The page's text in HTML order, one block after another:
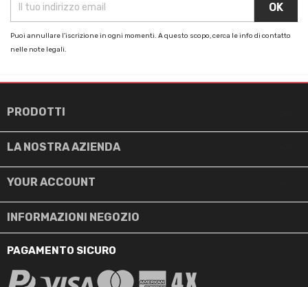
Puoi annullare l'iscrizione in ogni momenti. A questo scopo, cerca le info di contatto
nelle note legali.
PRODOTTI
LA NOSTRA AZIENDA
YOUR ACCOUNT
INFORMAZIONI NEGOZIO
PAGAMENTO SICURO